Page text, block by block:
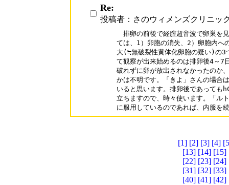
Re:
投稿者：さのウィメンズクリニッ
排卵の前後で経膣超音波で卵巣を
ては、1）卵胞の消失、2）卵胞内
大(≒無破裂性黄体化卵胞の疑い)の3
て観察が出来始めるのは排卵後4～7
破れずに卵が放出されなかったのか
かは不明です。「きよ」さんの場合
いると思います。排卵後であっても
立ちますので、時々使います。「ル
に服用しているのであれば、内服を
[1] [2] [3] [4]
[13] [14] [15]
[22] [23] [24]
[31] [32] [33]
[40] [41] [42]